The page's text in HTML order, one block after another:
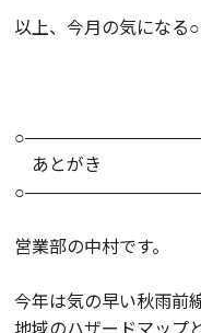
以上、今月の気になる
あとがき
営業部の中村です。
今年は気の早い秋雨前
地域のハザードマップ